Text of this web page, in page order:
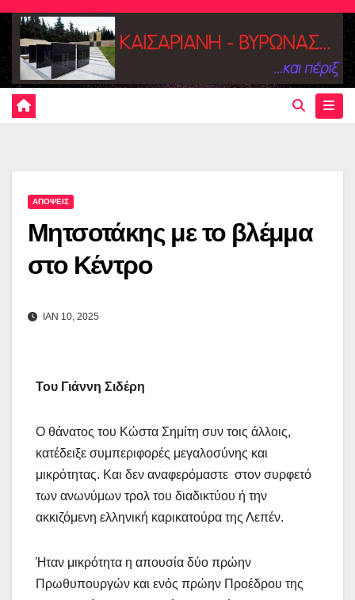
Skip
content
ΑΠΟΨΕΙΣ
Μητσοτάκης με το βλέμμα
στο Κέντρο
ΙΑΝ 10, 2025
Του Γιάννη Σιδέρη
Ο θάνατος του Κώστα Σημίτη συν τοις άλλοις,
κατέδειξε συμπεριφορές μεγαλοσύνης και
μικρότητας. Και δεν αναφερόμαστε στον συρφετό
των ανωνύμων τρολ του διαδικτύου ή την
ακκιζόμενη ελληνική καρικατούρα της Λεπέν.
Ήταν μικρότητα η απουσία δύο πρώην
Πρωθυπουργών και ενός πρώην Προέδρου της